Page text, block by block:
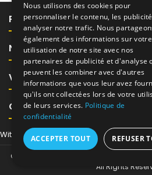
PRODUITS
NOTRE SOCIÉTÉ
VOTRE COMPTE
CONTACT
Withdraw from contract here
© Copyright 2026 Tor-Industries chez
All Rights
Nous utilisons des cookies pour
personnaliser le contenu, les
analyser notre trafic. Nous
également des informations sur votre
utilisation de notre site avec nos
partenaires de publicité et d'analyse
peuvent les combiner avec d'autres
informations que vous leur avez
qu'ils ont collectées lors de votre
de leurs services. Politique de
confidentialité
ACCEPTER TOUT REFUSER